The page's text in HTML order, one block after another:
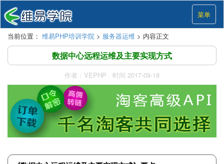
菜单
当前位置： 维易PHP培训学院 > 服务器运维 > 内容正文
数据中心远程运维及主要实现方式
作者：VEPHP 时间 2017-09-18